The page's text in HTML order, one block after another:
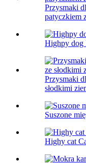
Przysmaki
patyczkiem
Highpy dog
Przysmaki
słodkimi
Suszone
Highy cat